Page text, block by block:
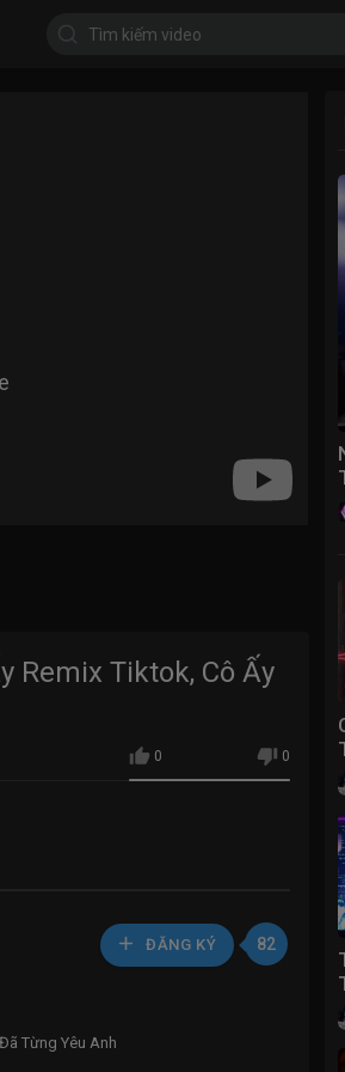
Remix Tiktok, Cô Ấy
0 0
ĐĂNG KÝ 82
Từng Yêu Anh